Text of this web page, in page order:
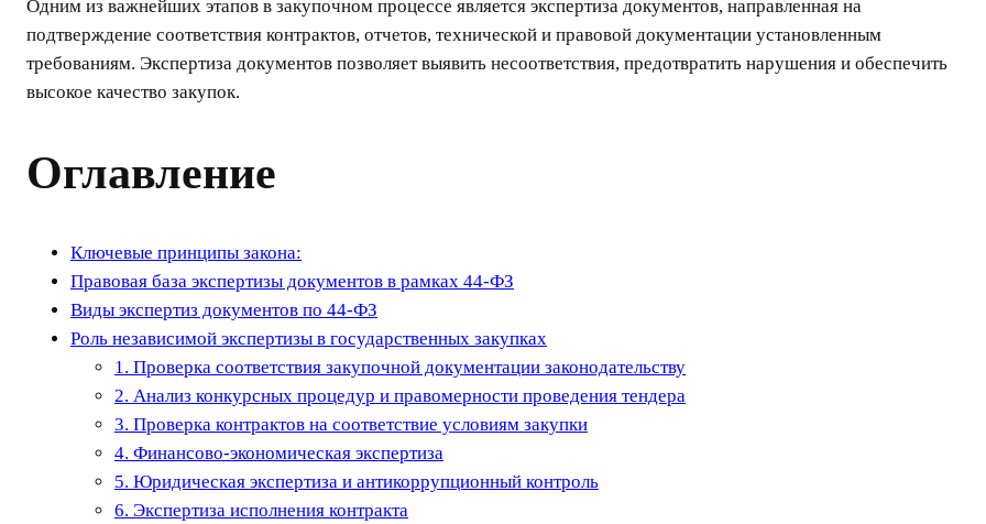
Одним из важнейших этапов в закупочном процессе является экспертиза документов, направленная на
подтверждение соответствия контрактов, отчетов, технической и правовой документации установленным
требованиям. Экспертиза документов позволяет выявить несоответствия, предотвратить нарушения и обеспечить
высокое качество закупок.
Оглавление
Ключевые принципы закона:
Правовая база экспертизы документов в рамках 44-ФЗ
Виды экспертиз документов по 44-ФЗ
Роль независимой экспертизы в государственных закупках
1. Проверка соответствия закупочной документации законодательству
2. Анализ конкурсных процедур и правомерности проведения тендера
3. Проверка контрактов на соответствие условиям закупки
4. Финансово-экономическая экспертиза
5. Юридическая экспертиза и антикоррупционный контроль
6. Экспертиза исполнения контракта